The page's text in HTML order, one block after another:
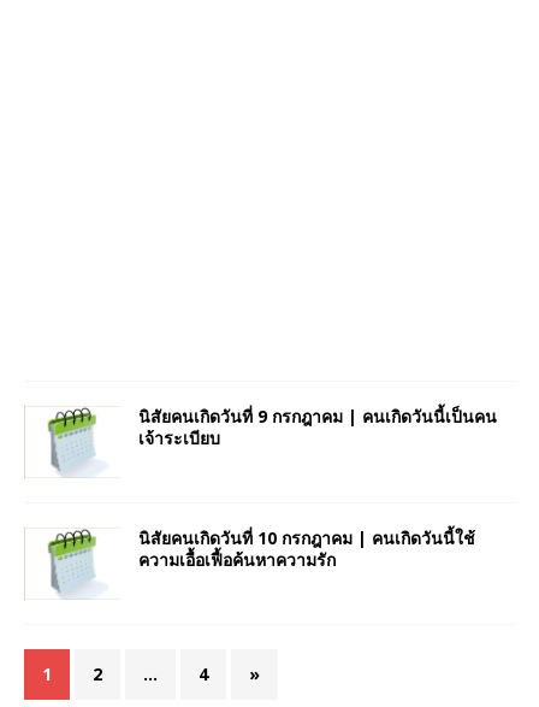
นิสัยคนเกิดวันที่ 9 กรกฎาคม | คนเกิดวันนี้เป็นคน
เจ้าระเบียบ
นิสัยคนเกิดวันที่ 10 กรกฎาคม | คนเกิดวันนี้ใช้
ความเอื้อเฟื้อค้นหาความรัก
1 2 … 4 »